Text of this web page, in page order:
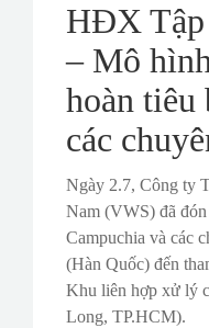
HĐX
– Mô
hoàn tiêu
các
Ngày 2.7, Công ty
Nam (VWS) đã
Campuchia và các
(Hàn Quốc) đến
Khu liên hợp xử lý
Long, TP.HCM).